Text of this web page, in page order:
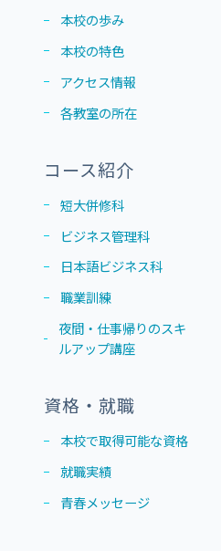
本校の歩み
本校の特色
アクセス情報
各教室の所在
コース紹介
短大併修科
ビジネス管理科
日本語ビジネス科
職業訓練
夜間・仕事帰りのスキ
ルアップ講座
資格・就職
本校で取得可能な資格
就職実績
青春メッセージ